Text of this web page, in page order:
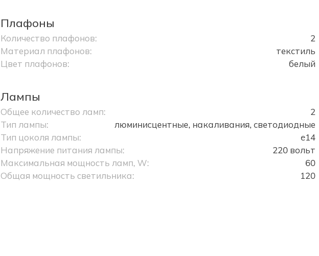
Плафоны
Количество плафонов:
2
Материал плафонов:
текстиль
Цвет плафонов:
белый
Лампы
Общее количество ламп:
2
Тип лампы:
люминисцентные, накаливания, светодиодные
Тип цоколя лампы:
e14
Напряжение питания лампы:
220 вольт
Максимальная мощность ламп, W:
60
Общая мощность светильника:
120